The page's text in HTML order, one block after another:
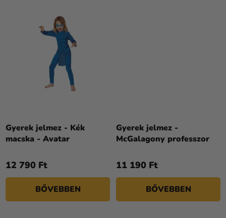
Gyerek jelmez - Kék
macska - Avatar
12 790 Ft
BŐVEBBEN
Gyerek jelmez -
McGalagony professzor
11 190 Ft
BŐVEBBEN